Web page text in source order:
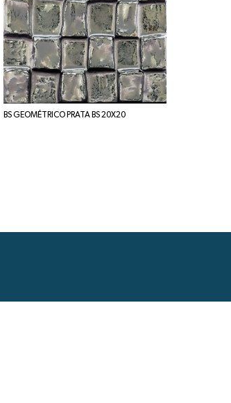
BS GEOMÉTRICO PRATA BS 20X20